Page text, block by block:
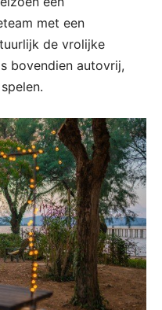
met een
de vrolijke
bovendien autovrij,